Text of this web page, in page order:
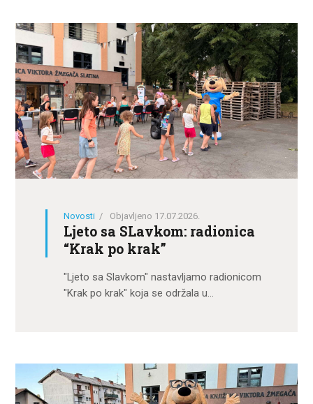
Novosti Objavljeno 17.07.2026.
Ljeto sa SLavkom: radionica
“Krak po krak”
"Ljeto sa Slavkom" nastavljamo radionicom
"Krak po krak" koja se održala u…